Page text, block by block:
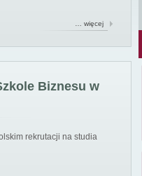
… więcej
Biznesu w
rekrutacji na studia